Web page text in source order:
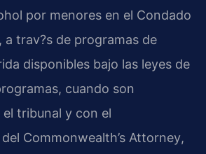
por menores en el Condado
a trav?s de programas de
disponibles bajo las leyes de
cuando son
tribunal y con el
Commonwealth’s Attorney,